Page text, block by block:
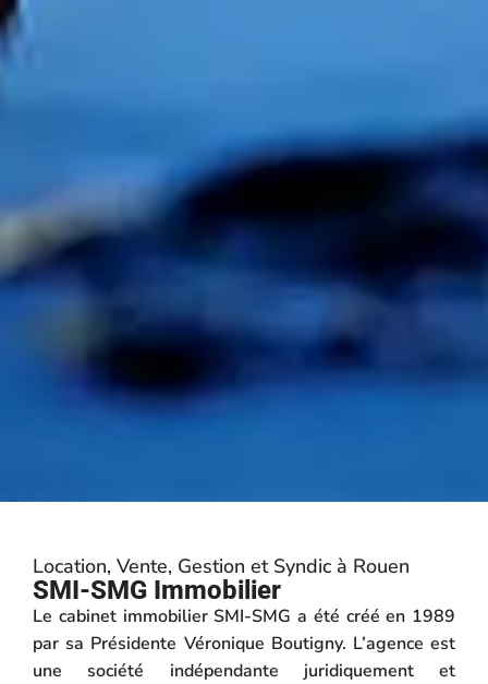
Location, Vente, Gestion et Syndic à Rouen
SMI-SMG Immobilier
Le cabinet immobilier SMI-SMG a été créé en 1989
par sa Présidente Véronique Boutigny. L’agence est
une société indépendante juridiquement et